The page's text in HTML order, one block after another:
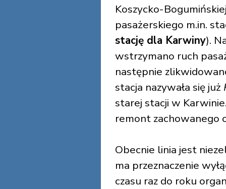
Koszycko-
pasażerskiego m.in.
stację dla Karwiny).
wstrzymano ruch
następnie
stacja nazywała się już
starej stacji w
remont zachowanego
Obecnie linia jest
ma przeznaczenie
czasu raz do roku